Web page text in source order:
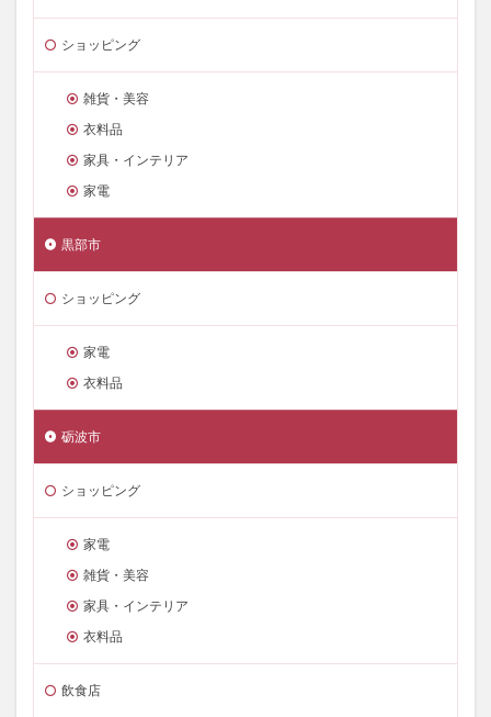
ショッピング
雑貨・美容
衣料品
家具・インテリア
家電
黒部市
ショッピング
家電
衣料品
砺波市
ショッピング
家電
雑貨・美容
家具・インテリア
衣料品
飲食店